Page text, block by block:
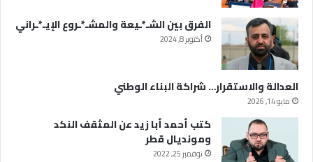
الفرق بين الشـ*ـيعة والمشـ*ـروع الإيـ*ـراني
أكتوبر 8, 2024
العدالة والاستقرار… شراكة البناء الوطني
مايو 14, 2026
كتب أحمد أبا زيد عن المثقف النكد
ومونديال قطر
نوفمبر 25, 2022